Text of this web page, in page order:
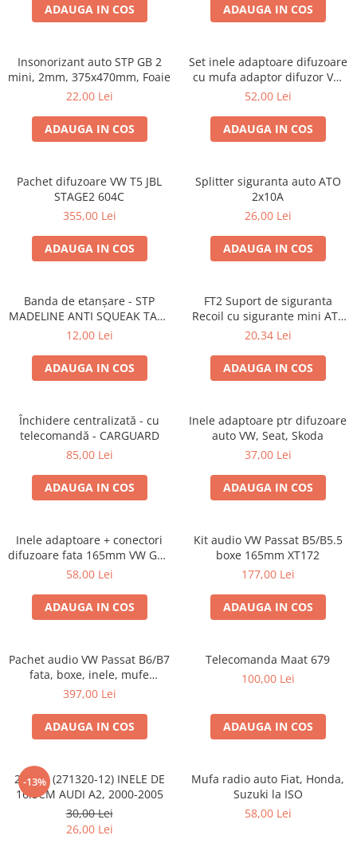
ADAUGA IN COS ADAUGA IN COS
Insonorizant auto STP GB 2
mini, 2mm, 375x470mm, Foaie
22,00 Lei
ADAUGA IN COS
Set inele adaptoare difuzoare
cu mufa adaptor difuzor VW
Passat B5/B5.5
52,00 Lei
ADAUGA IN COS
Pachet difuzoare VW T5 JBL
STAGE2 604C
355,00 Lei
ADAUGA IN COS
Splitter siguranta auto ATO
2x10A
26,00 Lei
ADAUGA IN COS
Banda de etanșare - STP
MADELINE ANTI SQUEAK TAPE
- 15 x 2000mm
12,00 Lei
ADAUGA IN COS
FT2 Suport de siguranta
Recoil cu sigurante mini ATS
de 10A si 20A
20,34 Lei
ADAUGA IN COS
Închidere centralizată - cu
telecomandă - CARGUARD
85,00 Lei
ADAUGA IN COS
Inele adaptoare ptr difuzoare
auto VW, Seat, Skoda
37,00 Lei
ADAUGA IN COS
Inele adaptoare + conectori
difuzoare fata 165mm VW Golf
V, VI
58,00 Lei
ADAUGA IN COS
Kit audio VW Passat B5/B5.5
boxe 165mm XT172
177,00 Lei
ADAUGA IN COS
Pachet audio VW Passat B6/B7
fata, boxe, inele, mufe
adaptoare JBL STAGE2 604C
397,00 Lei
ADAUGA IN COS
Telecomanda Maat 679
100,00 Lei
ADAUGA IN COS
-13%
20.450 (271320-12) INELE DE
16.5CM AUDI A2, 2000-2005
30,00 Lei
26,00 Lei
Mufa radio auto Fiat, Honda,
Suzuki la ISO
58,00 Lei